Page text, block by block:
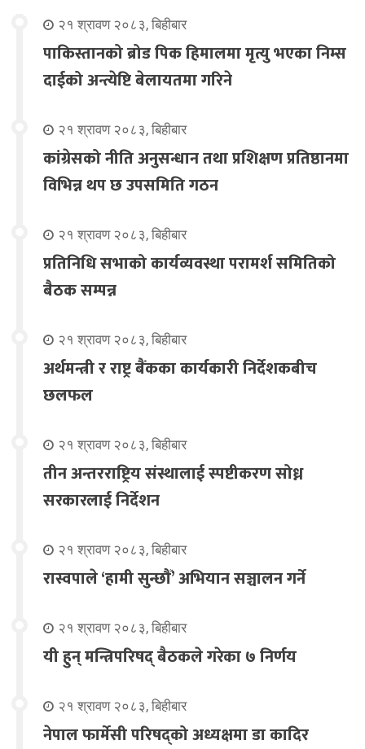
२१ श्रावण २०८३, बिहीबार
पाकिस्तानको ब्रोड पिक हिमालमा मृत्यु भएका निम्स
दाईको अन्त्येष्टि बेलायतमा गरिने
२१ श्रावण २०८३, बिहीबार
कांग्रेसको नीति अनुसन्धान तथा प्रशिक्षण प्रतिष्ठानमा
विभिन्न थप छ उपसमिति गठन
२१ श्रावण २०८३, बिहीबार
प्रतिनिधि सभाको कार्यव्यवस्था परामर्श समितिको
बैठक सम्पन्न
२१ श्रावण २०८३, बिहीबार
अर्थमन्त्री र राष्ट्र बैंकका कार्यकारी निर्देशकबीच
छलफल
२१ श्रावण २०८३, बिहीबार
तीन अन्तरराष्ट्रिय संस्थालाई स्पष्टीकरण सोध्न
सरकारलाई निर्देशन
२१ श्रावण २०८३, बिहीबार
रास्वपाले ‘हामी सुन्छौँ’ अभियान सञ्चालन गर्ने
२१ श्रावण २०८३, बिहीबार
यी हुन् मन्त्रिपरिषद् बैठकले गरेका ७ निर्णय
२१ श्रावण २०८३, बिहीबार
नेपाल फार्मेसी परिषद्को अध्यक्षमा डा कादिर